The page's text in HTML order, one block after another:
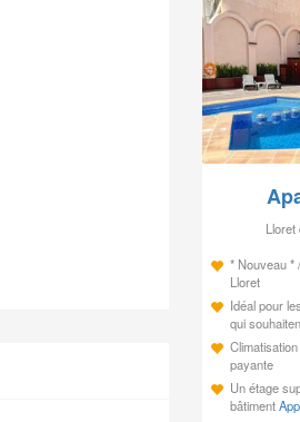
* Nouveau *
Lloret
Idéal pour
qui
payante
Un étage
bâtiment